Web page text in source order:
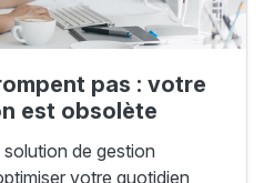
pas : votre
est obsolète
de gestion
votre quotidien